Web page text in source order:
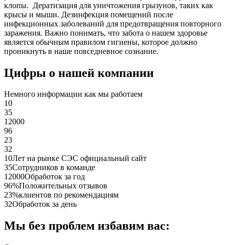
клопы. Дератизация для уничтожения грызунов, таких как
крысы и мыши. Дезинфекция помещений после
инфекционных заболеваний для предотвращения повторного
заражения. Важно понимать, что забота о нашем здоровье
является обычным правилом гигиены, которое должно
проникнуть в наше повседневное сознание.
Цифры о нашей компании
Немного информации как мы работаем
10
35
12000
96
23
32
10Лет на рынке СЭС официальный сайт
35Сотрудников в команде
12000Обработок за год
96%Положительных отзывов
23%клиентов по рекомендациям
32Обработок за день
Мы без проблем избавим вас: